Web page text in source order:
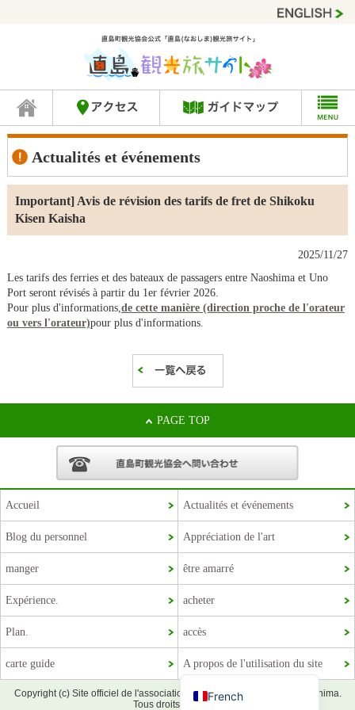
Actualités et événements
Important] Avis de révision des tarifs de fret de Shikoku
Kisen Kaisha
2025/11/27
Les tarifs des ferries et des bateaux de passagers entre Naoshima et Uno
Port seront révisés à partir du 1er février 2026.
Pour plus d'informations,de cette manière (direction proche de l'orateur
ou vers l'orateur)pour plus d'informations.
PAGE TOP
Accueil Actualités et événements
Blog du personnel Appréciation de l'art
manger être amarré
Expérience. acheter
Plan. accès
carte guide A propos de l'utilisation du site
Copyright (c) Site officiel de l'association touristique de la ville de Naoshima.
Tous droits réservés.
French
Japanese
Chinese (China)
Korean